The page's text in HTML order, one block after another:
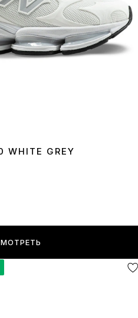
WHITE GREY